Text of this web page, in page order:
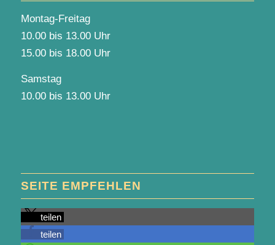
Montag-Freitag
10.00 bis 13.00 Uhr
15.00 bis 18.00 Uhr
Samstag
10.00 bis 13.00 Uhr
SEITE EMPFEHLEN
teilen
teilen